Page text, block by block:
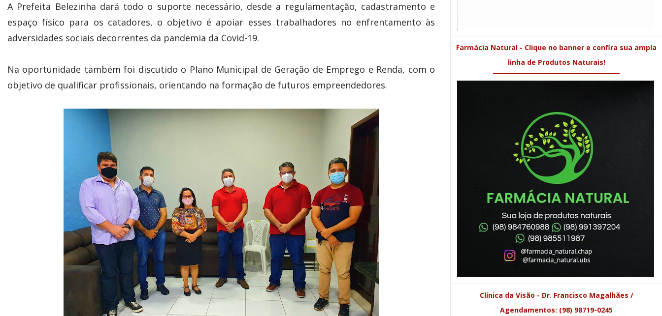
A Prefeita Belezinha dará todo o suporte necessário, desde a regulamentação, cadastramento e
espaço físico para os catadores, o objetivo é apoiar esses trabalhadores no enfrentamento às
adversidades sociais decorrentes da pandemia da Covid-19.
Na oportunidade também foi discutido o Plano Municipal de Geração de Emprego e Renda, com o
objetivo de qualificar profissionais, orientando na formação de futuros empreendedores.
Farmácia Natural - Clique no banner e confira sua ampla
linha de Produtos Naturais!
Clínica da Visão - Dr. Francisco Magalhães /
Agendamentos: (98) 98719-0245